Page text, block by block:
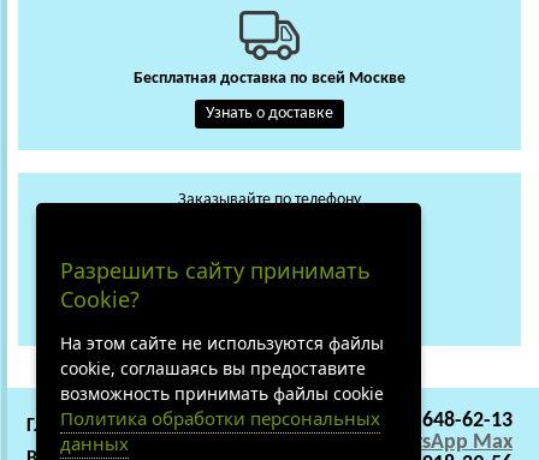
Бесплатная доставка по всей Москве
Узнать о доставке
Заказывайте по телефону
+7 (919) 018-29-56
+7 (495) 648-62-13
WhatsApp Max
ГЛАВНАЯ
СОТРУДНИЧЕСТВО
Разрешить сайту принимать
Cookie?
На этом сайте не используются файлы
cookie, соглашаясь вы предоставите
возможность принимать файлы cookie
Политика обработки персональных
данных